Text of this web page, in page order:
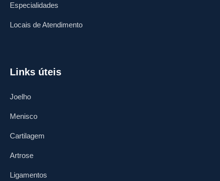
Especialidades
Locais de Atendimento
Links úteis
Joelho
Menisco
Cartilagem
Artrose
Ligamentos